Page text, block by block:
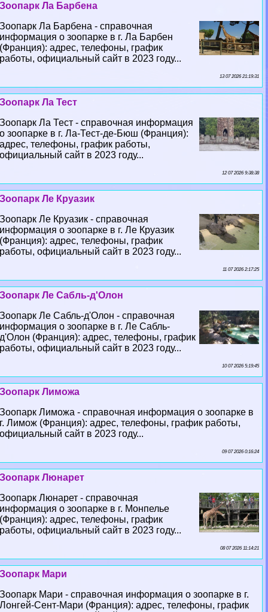
Зоопарк Ла Барбена
Зоопарк Ла Барбена - справочная
информация о зоопарке в г. Ла Барбен
(Франция): адрес, телефоны, график
работы, официальный сайт в 2023 году...
13 07 2026 21:19:31
Зоопарк Ла Тест
Зоопарк Ла Тест - справочная информация
о зоопарке в г. Ла-Тест-де-Бюш (Франция):
адрес, телефоны, график работы,
официальный сайт в 2023 году...
12 07 2026 9:38:38
Зоопарк Ле Круазик
Зоопарк Ле Круазик - справочная
информация о зоопарке в г. Ле Круазик
(Франция): адрес, телефоны, график
работы, официальный сайт в 2023 году...
11 07 2026 2:17:25
Зоопарк Ле Сабль-д'Олон
Зоопарк Ле Сабль-д'Олон - справочная
информация о зоопарке в г. Ле Сабль-
д'Олон (Франция): адрес, телефоны, график
работы, официальный сайт в 2023 году...
10 07 2026 5:19:45
Зоопарк Лиможа
Зоопарк Лиможа - справочная информация о зоопарке в
г. Лимож (Франция): адрес, телефоны, график работы,
официальный сайт в 2023 году...
09 07 2026 0:16:24
Зоопарк Люнарет
Зоопарк Люнарет - справочная
информация о зоопарке в г. Монпелье
(Франция): адрес, телефоны, график
работы, официальный сайт в 2023 году...
08 07 2026 11:14:21
Зоопарк Мари
Зоопарк Мари - справочная информация о зоопарке в г.
Лонгeй-Сент-Мари (Франция): адрес, телефоны, график